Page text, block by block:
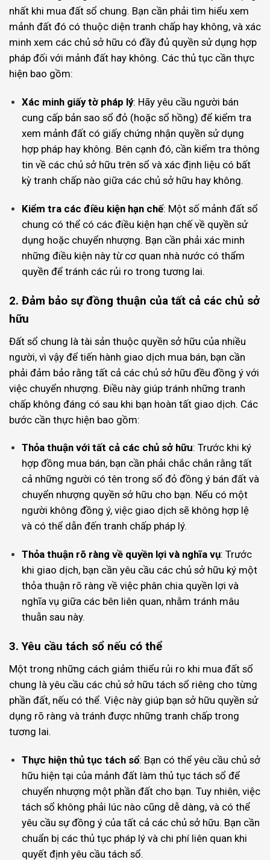
nhất khi mua đất sổ chung. Bạn cần phải tìm hiểu xem
mảnh đất đó có thuộc diện tranh chấp hay không, và xác
minh xem các chủ sở hữu có đầy đủ quyền sử dụng hợp
pháp đối với mảnh đất hay không. Các thủ tục cần thực
hiện bao gồm:
Xác minh giấy tờ pháp lý: Hãy yêu cầu người bán
cung cấp bản sao sổ đỏ (hoặc sổ hồng) để kiểm tra
xem mảnh đất có giấy chứng nhận quyền sử dụng
hợp pháp hay không. Bên cạnh đó, cần kiểm tra thông
tin về các chủ sở hữu trên sổ và xác định liệu có bất
kỳ tranh chấp nào giữa các chủ sở hữu hay không.
Kiểm tra các điều kiện hạn chế: Một số mảnh đất sổ
chung có thể có các điều kiện hạn chế về quyền sử
dụng hoặc chuyển nhượng. Bạn cần phải xác minh
những điều kiện này từ cơ quan nhà nước có thẩm
quyền để tránh các rủi ro trong tương lai.
2. Đảm bảo sự đồng thuận của tất cả các chủ sở
hữu
Đất sổ chung là tài sản thuộc quyền sở hữu của nhiều
người, vì vậy để tiến hành giao dịch mua bán, bạn cần
phải đảm bảo rằng tất cả các chủ sở hữu đều đồng ý với
việc chuyển nhượng. Điều này giúp tránh những tranh
chấp không đáng có sau khi bạn hoàn tất giao dịch. Các
bước cần thực hiện bao gồm:
Thỏa thuận với tất cả các chủ sở hữu: Trước khi ký
hợp đồng mua bán, bạn cần phải chắc chắn rằng tất
cả những người có tên trong sổ đỏ đồng ý bán đất và
chuyển nhượng quyền sở hữu cho bạn. Nếu có một
người không đồng ý, việc giao dịch sẽ không hợp lệ
và có thể dẫn đến tranh chấp pháp lý.
Thỏa thuận rõ ràng về quyền lợi và nghĩa vụ: Trước
khi giao dịch, bạn cần yêu cầu các chủ sở hữu ký một
thỏa thuận rõ ràng về việc phân chia quyền lợi và
nghĩa vụ giữa các bên liên quan, nhằm tránh mâu
thuẫn sau này.
3. Yêu cầu tách sổ nếu có thể
Một trong những cách giảm thiểu rủi ro khi mua đất sổ
chung là yêu cầu các chủ sở hữu tách sổ riêng cho từng
phần đất, nếu có thể. Việc này giúp bạn sở hữu quyền sử
dụng rõ ràng và tránh được những tranh chấp trong
tương lai.
Thực hiện thủ tục tách sổ: Bạn có thể yêu cầu chủ sở
hữu hiện tại của mảnh đất làm thủ tục tách sổ để
chuyển nhượng một phần đất cho bạn. Tuy nhiên, việc
tách sổ không phải lúc nào cũng dễ dàng, và có thể
yêu cầu sự đồng ý của tất cả các chủ sở hữu. Bạn cần
chuẩn bị các thủ tục pháp lý và chi phí liên quan khi
quyết định yêu cầu tách sổ.